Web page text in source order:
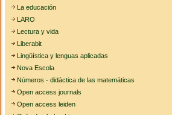
La educación
LARO
Lectura y vida
Liberabit
Lingüística y lenguas aplicadas
Nova Escola
Números - didáctica de las matemáticas
Open access journals
Open access leiden